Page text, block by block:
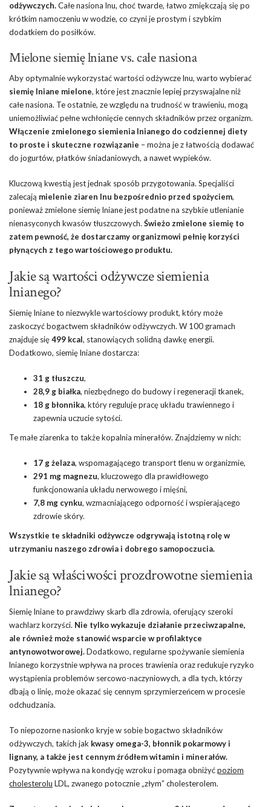
odżywczych.Całe nasiona lnu, choć twarde, łatwo zmiękczają się po
krótkim namoczeniu w wodzie, co czyni je prostym i szybkim
dodatkiem do posiłków.
Mielone siemię lniane vs. całe nasiona
Aby optymalnie wykorzystać wartości odżywcze lnu, warto wybierać
siemię lniane mielone, które jest znacznie lepiej przyswajalne niż
całe nasiona. Te ostatnie, ze względu na trudność w trawieniu, mogą
uniemożliwiać pełne wchłonięcie cennych składników przez organizm.
Włączenie zmielonego siemienia lnianego do codziennej diety
to proste i skuteczne rozwiązanie – można je z łatwością dodawać
do jogurtów, płatków śniadaniowych, a nawet wypieków.
Kluczową kwestią jest jednak sposób przygotowania. Specjaliści
zalecają mielenie ziaren lnu bezpośrednio przed spożyciem,
ponieważ zmielone siemię lniane jest podatne na szybkie utlenianie
nienasyconych kwasów tłuszczowych. Świeżo zmielone siemię to
zatem pewność, że dostarczamy organizmowi pełnię korzyści
płynących z tego wartościowego produktu.
Jakie są wartości odżywcze siemienia
lnianego?
Siemię lniane to niezwykle wartościowy produkt, który może
zaskoczyć bogactwem składników odżywczych. W 100 gramach
znajduje się499 kcal, stanowiących solidną dawkę energii.
Dodatkowo, siemię lniane dostarcza:
31 g tłuszczu,
28,9 g białka, niezbędnego do budowy i regeneracji tkanek,
18 g błonnika, który reguluje pracę układu trawiennego i
zapewnia uczucie sytości.
Te małe ziarenka to także kopalnia minerałów. Znajdziemy w nich:
17 g żelaza, wspomagającego transport tlenu w organizmie,
291 mg magnezu, kluczowego dla prawidłowego
funkcjonowania układu nerwowego i mięśni,
7,8 mg cynku, wzmacniającego odporność i wspierającego
zdrowie skóry.
Wszystkie te składniki odżywcze odgrywają istotną rolę w
utrzymaniu naszego zdrowia i dobrego samopoczucia.
Jakie są właściwości prozdrowotne siemienia
lnianego?
Siemię lniane to prawdziwy skarb dla zdrowia, oferujący szeroki
wachlarz korzyści. Nie tylko wykazuje działanie przeciwzapalne,
ale również może stanowić wsparcie w profilaktyce
antynowotworowej.Dodatkowo, regularne spożywanie siemienia
lnianego korzystnie wpływa na proces trawienia oraz redukuje ryzyko
wystąpienia problemów sercowo-naczyniowych, a dla tych, którzy
dbają o linię, może okazać się cennym sprzymierzeńcem w procesie
odchudzania.
To niepozorne nasionko kryje w sobie bogactwo składników
odżywczych, takich jak kwasy omega-3, błonnik pokarmowy i
lignany, a także jest cennym źródłem witamin i minerałów.
Pozytywnie wpływa na kondycję wzroku i pomaga obniżyćpoziom
cholesterolu LDL, zwanego potocznie „złym” cholesterolem.